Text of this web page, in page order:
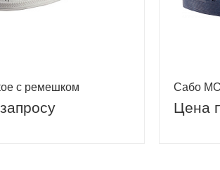
с ремешком Сабо
Цена